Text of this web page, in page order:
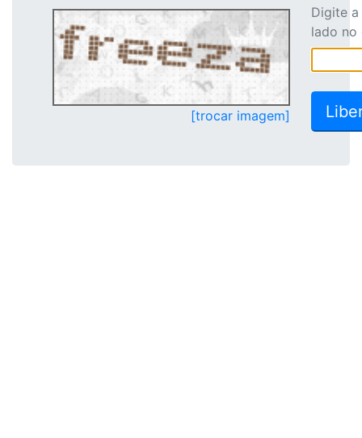
[trocar imagem]
Digite
lado no